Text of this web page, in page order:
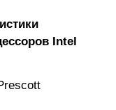
Intel